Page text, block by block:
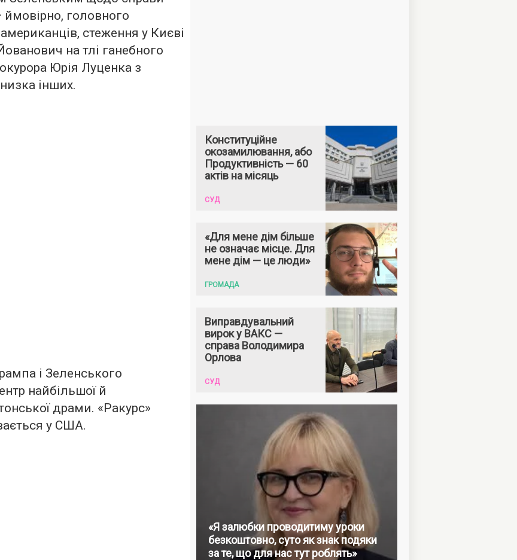
головного
стеження у Києві
на тлі ганебного
Юрія Луценка з
інших.
і Зеленського
найбільшої й
драми. «Ракурс»
у США.
Конституційне
окозамилювання, або
Продуктивність — 60
актів на місяць
СУД
«Для мене дім більше
не означає місце. Для
мене дім — це люди»
ГРОМАДА
Виправдувальний
вирок у ВАКС —
справа Володимира
Орлова
СУД
«Я залюбки проводитиму уроки
безкоштовно, суто як знак подяки
за те, що для нас тут роблять»